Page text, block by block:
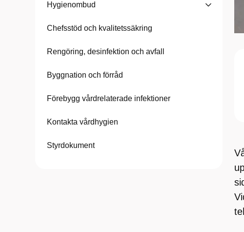
Hygienombud
Chefsstöd och kvalitetssäkring
Rengöring, desinfektion och avfall
Byggnation och förråd
Förebygg vårdrelaterade infektioner
Kontakta vårdhygien
Styrdokument